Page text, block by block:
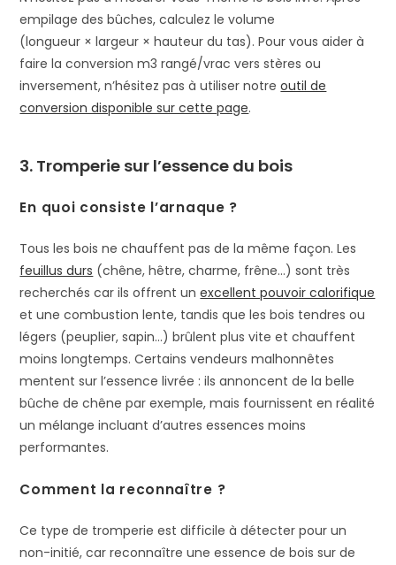
empilage des bûches, calculez le volume
(longueur × largeur × hauteur du tas). Pour vous aider à
faire la conversion m3 rangé/vrac vers stères ou
inversement, n’hésitez pas à utiliser notreoutil de
conversion disponible sur cette page.
3. Tromperie sur l’essence du bois
En quoi consiste l’arnaque ?
Tous les bois ne chauffent pas de la même façon. Les
feuillus durs (chêne, hêtre, charme, frêne…) sont très
recherchés car ils offrent unexcellent pouvoir calorifique
et une combustion lente, tandis que les bois tendres ou
légers (peuplier, sapin…) brûlent plus vite et chauffent
moins longtemps. Certains vendeurs malhonnêtes
mentent sur l’essence livrée : ils annoncent de la belle
bûche de chêne par exemple, mais fournissent en réalité
un mélange incluant d’autres essences moins
performantes.
Comment la reconnaître ?
Ce type de tromperie est difficile à détecter pour un
non-initié, car reconnaître une essence de bois sur de